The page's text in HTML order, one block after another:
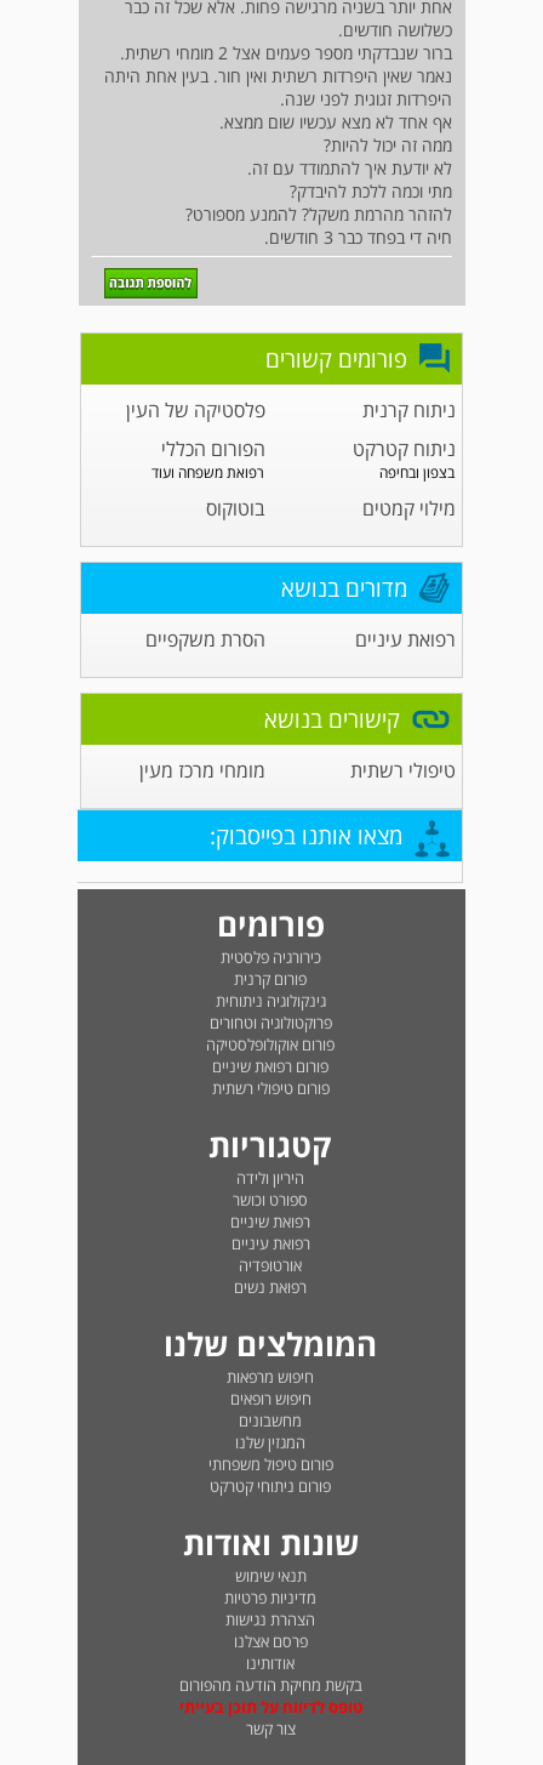
אחת יותר בשניה מרגישה פחות. אלא שכל זה כבר
כשלושה חודשים.
ברור שנבדקתי מספר פעמים אצל 2 מומחי רשתית.
נאמר שאין היפרדות רשתית ואין חור. בעין אחת היתה
היפרדות זגוגית לפני שנה.
אף אחד לא מצא עכשיו שום ממצא.
ממה זה יכול להיות?
לא יודעת איך להתמודד עם זה.
מתי וכמה ללכת להיבדק?
להזהר מהרמת משקל? להמנע מספורט?
חיה די בפחד כבר 3 חודשים.
פורומים קשורים
ניתוח קרנית
פלסטיקה של העין
ניתוח קטרקט
בצפון ובחיפה
הפורום הכללי
רפואת משפחה ועוד
מילוי קמטים בוטוקוס
מדורים בנושא
רפואת עיניים הסרת משקפיים
קישורים בנושא
טיפולי רשתית מומחי מרכז מעין
מצאו אותנו בפייסבוק:
פורומים
כירורגיה פלסטית
פורום קרנית
גינקולוגיה ניתוחית
פרוקטולוגיה וטחורים
פורום אוקולופלסטיקה
פורום רפואת שיניים
פורום טיפולי רשתית
קטגוריות
היריון ולידה
ספורט וכושר
רפואת שיניים
רפואת עיניים
אורטופדיה
רפואת נשים
המומלצים שלנו
חיפוש מרפאות
חיפוש רופאים
מחשבונים
המגזין שלנו
פורום טיפול משפחתי
פורום ניתוחי קטרקט
שונות ואודות
תנאי שימוש
מדיניות פרטיות
הצהרת נגישות
פרסם אצלנו
אודותינו
בקשת מחיקת הודעה מהפורום
טופס לדיווח על תוכן בעייתי
צור קשר